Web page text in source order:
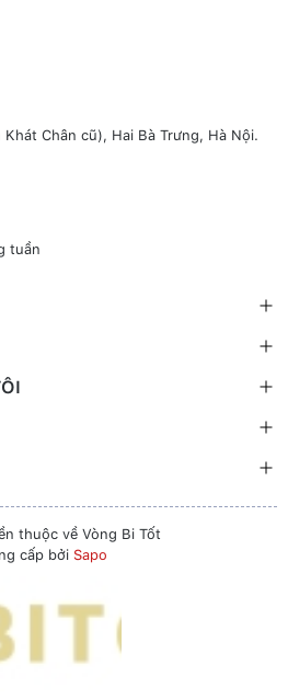
Chân cũ), Hai Bà Trưng, Hà Nội.
tuần
thuộc về Vòng Bi Tốt
cấp bởi Sapo